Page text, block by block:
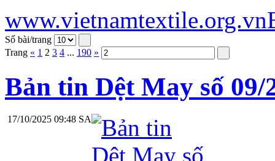
www.vietnamtextile.org.vn
Số bài/trang
Trang « 1 2 3 4 ... 190 »
Bản tin Dệt May số 09/
17/10/2025 09:48 SA